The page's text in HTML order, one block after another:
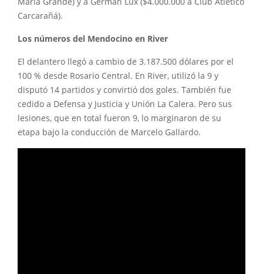
Carcarañá).
Los números del Mendocino en River
El delantero llegó a cambio de 3.187.500 dólares por el
100 % desde Rosario Central. En River, utilizó la 9 y
disputó 14 partidos y convirtió dos goles. También fue
cedido a Defensa y Justicia y Unión La Calera. Pero sus
lesiones, que en total fueron 9, lo marginaron de su
etapa bajo la conducción de Marcelo Gallardo.